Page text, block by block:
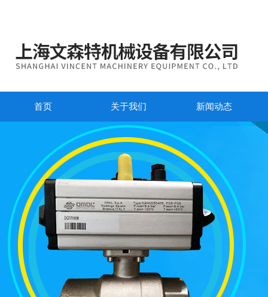
首页 关于我们 新闻动态